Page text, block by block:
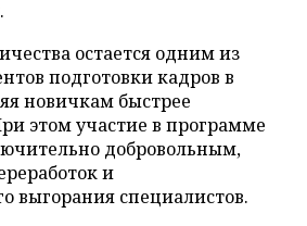
остается одним из
подготовки кадров в
новичкам быстрее
этом участие в программе
добровольным,
и
выгорания специалистов.